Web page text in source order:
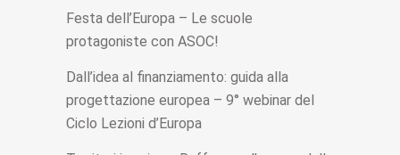
Festa dell’Europa – Le scuole
protagoniste con ASOC!
Dall’idea al finanziamento: guida alla
progettazione europea – 9° webinar del
Ciclo Lezioni d’Europa